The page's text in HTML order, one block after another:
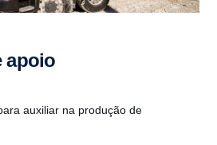
apoio
auxiliar na produção de